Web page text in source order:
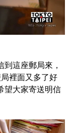
這座郵局來，
裡面又多了好
望大家寄送明信